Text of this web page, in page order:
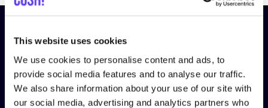
This website uses cookies
We use cookies to personalise content and ads, to
provide social media features and to analyse our traffic.
We also share information about your use of our site with
our social media, advertising and analytics partners who
¡Suscríbete a nuestro boletín
y mantente informado!
Nombre *